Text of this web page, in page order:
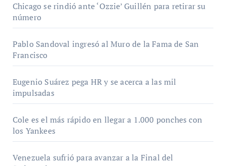
Chicago se rindió ante ‘Ozzie’ Guillén para retirar su
número
Pablo Sandoval ingresó al Muro de la Fama de San
Francisco
Eugenio Suárez pega HR y se acerca a las mil
impulsadas
Cole es el más rápido en llegar a 1.000 ponches con
los Yankees
Venezuela sufrió para avanzar a la Final del